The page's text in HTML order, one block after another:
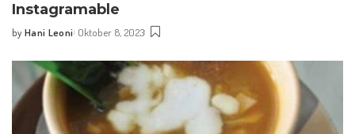
Instagramable
Posted
by Hani Leoni Oktober 8, 2023